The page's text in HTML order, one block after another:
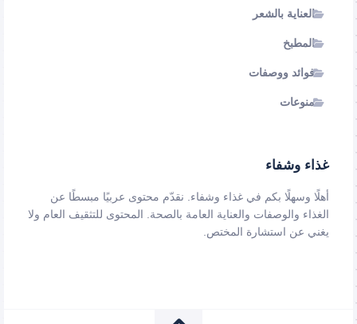
العناية بالشعر
المطبخ
فوائد ووصفات
منوعات
غذاء وشفاء
أهلًا وسهلًا بكم في غذاء وشفاء. نقدّم محتوى عربيًا مبسطًا عن
الغذاء والوصفات والعناية العامة بالصحة. المحتوى للتثقيف العام ولا
يغني عن استشارة المختص.